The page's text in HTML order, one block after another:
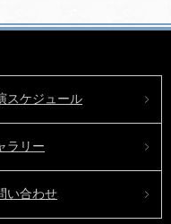
スケジュール
ラリー
い合わせ